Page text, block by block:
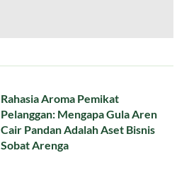
Rahasia Aroma Pemikat
Pelanggan: Mengapa Gula Aren
Cair Pandan Adalah Aset Bisnis
Sobat Arenga